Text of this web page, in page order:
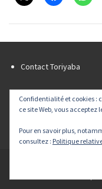
Contact Toriyaba
Newsletter Toriyaba
Liens
Flux RSS
Confidentialité et cookies :
ce site Web, vous acceptez
Pour en savoir plus,
consultez : Politique